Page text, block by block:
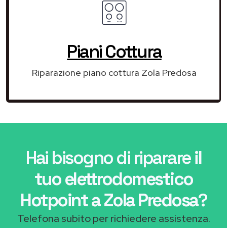
Piani Cottura
Riparazione piano cottura Zola Predosa
Hai bisogno di riparareil
tuo elettrodomestico
Hotpoint a Zola Predosa?
Telefona subito per richiedere assistenza.